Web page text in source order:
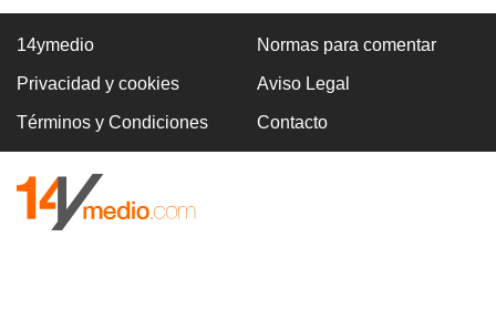
14ymedio Normas para comentar
Privacidad y cookies Aviso Legal
Términos y Condiciones Contacto